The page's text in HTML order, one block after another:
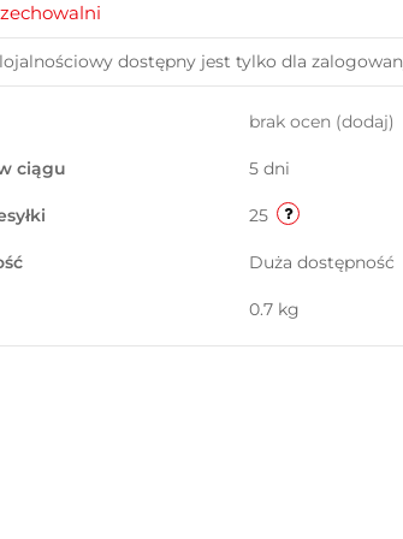
dostępny jest tylko dla
brak ocen (dodaj)
ciągu 5 dni
25
Duża dostępność
0.7 kg